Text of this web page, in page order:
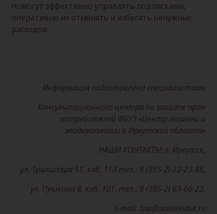
помогут эффективно управлять подписками,
оперативно их отменять и избегать ненужных
расходов.
Информация подготовлена специалистами
Консультационного центра по защите прав
потребителей ФБУЗ «Центр гигиены и
эпидемиологии в Иркутской области»
НАШИ КОНТАКТЫ: г. Иркутск,
ул. Трилиссера 51, каб. 113 тел.: 8 (395-2) 22-23-88,
ул. Пушкина 8, каб. 101, тел.: 8 (395-2) 63-66-22,
E-mail: zpp@sesoirkutsk.ru